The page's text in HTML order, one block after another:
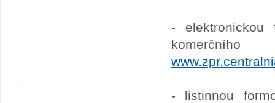
- elektronickou
- listinnou